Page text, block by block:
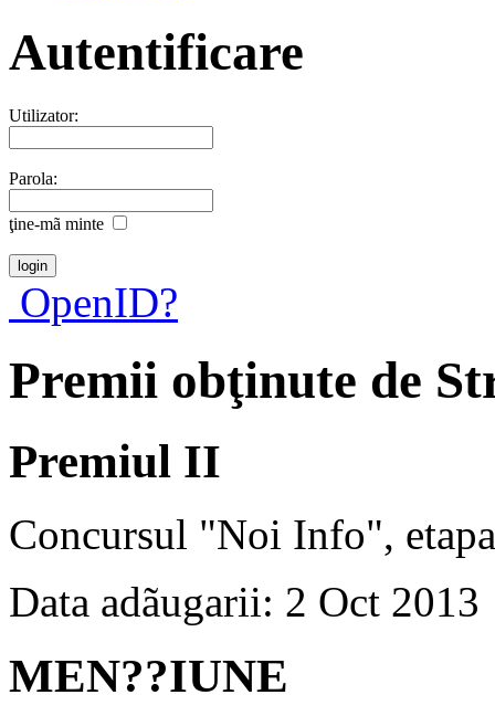
Autentificare
Utilizator:
Parola:
ţine-mã minte
OpenID?
Premii obţinute de
Premiul II
Concursul "Noi Info",
Data adãugarii: 2 Oct 2013
MEN??IUNE